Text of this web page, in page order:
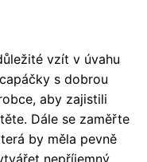
vzít v úvahu
s dobrou
aby zajistili
Dále se zaměřte
by měla pevně